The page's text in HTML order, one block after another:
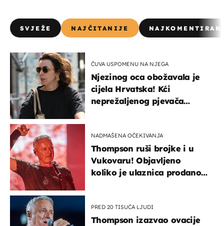
SVJEŽE NAJČITANIJE
ČUVA USPOMENU NA NJEGA
Njezinog oca obožavala je
cijela Hrvatska! Kći
neprežaljenog pjevača
NADMAŠENA OČEKIVANJA
Thompson ruši brojke i u
Vukovaru! Objavljeno
koliko je ulaznica prodano
PRED 20 TISUĆA LJUDI
Thompson izazvao ovacije